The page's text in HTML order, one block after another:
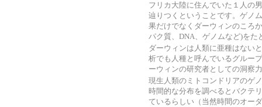
フリカ大陸に住んでいた１人の
辿りつくということです。ゲノ
果だけでなくダーウィンのころ
パク質、DNA、ゲノムなど)をた
ダーウィンは人類に亜種はない
析でも人種と呼んでいるグルー
ーウィンの研究者としての洞察
現生人類のミトコンドリアのゲ
時間的な分布を調べるとバクテ
ているらしい（当然時間のオー